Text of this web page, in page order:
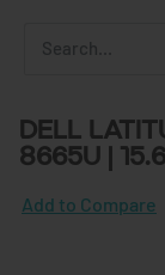
Dell
8665U |
Add to Compare